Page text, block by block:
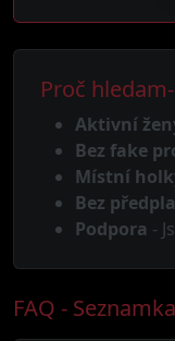
Proč
Aktivní
Bez fake
Místní
Bez
Podpora -
FAQ -